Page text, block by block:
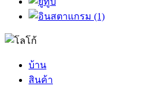
บ้าน
สินค้า